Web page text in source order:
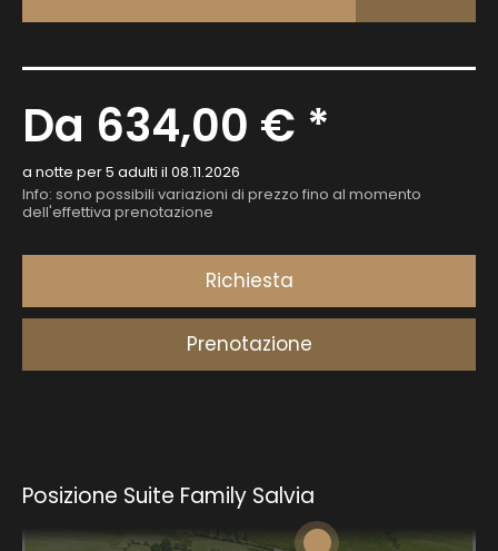
Posizione Suite Family Salvia